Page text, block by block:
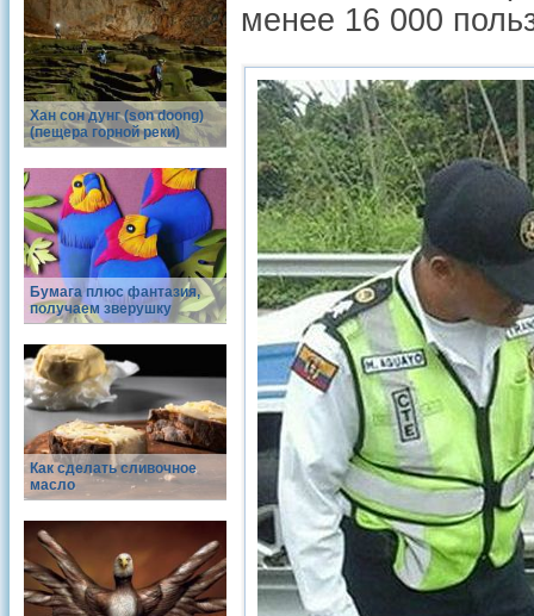
Хан сон дунг (son doong)
(пещера горной реки)
Бумага плюс фантазия,
получаем зверушку
Как сделать сливочное
масло
менее 16 000